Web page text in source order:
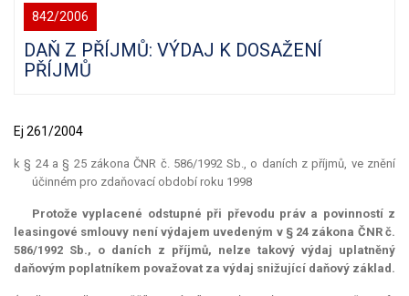
842/2006
DAŇ Z PŘÍJMŮ: VÝDAJ K DOSAŽENÍ
PŘÍJMŮ
Ej 261/2004
k § 24 a § 25 zákona ČNR č. 586/1992 Sb., o daních z příjmů, ve znění
účinném pro zdaňovací období roku 1998
Protože vyplacené odstupné při převodu práv a povinností z
leasingové smlouvy není výdajem uvedeným v § 24 zákona ČNR č.
586/1992 Sb., o daních z příjmů, nelze takový výdaj uplatněný
daňovým poplatníkem považovat za výdaj snižující daňový základ.